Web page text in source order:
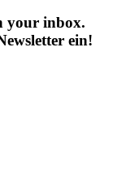
your inbox.
ein!